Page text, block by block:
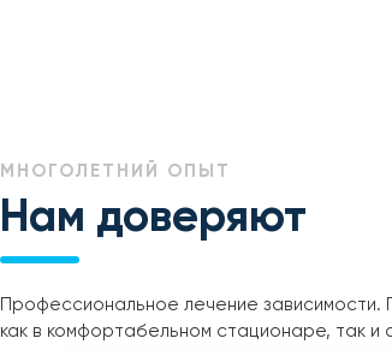
МНОГОЛЕТНИЙ ОПЫТ
Нам доверяют
Профессиональное лечение
как в комфортабельном стационаре, так и